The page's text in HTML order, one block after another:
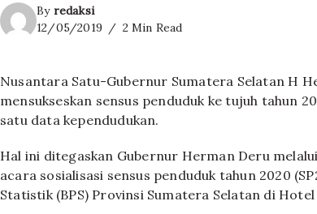
By redaksi
12/05/2019
2 Min Read
Nusantara Satu-Gubernur Sumatera Selatan H
mensukseskan sensus penduduk ke tujuh tahun
satu data kependudukan.
Hal ini ditegaskan Gubernur Herman Deru
acara sosialisasi sensus penduduk tahun 2020
Statistik (BPS) Provinsi Sumatera Selatan di